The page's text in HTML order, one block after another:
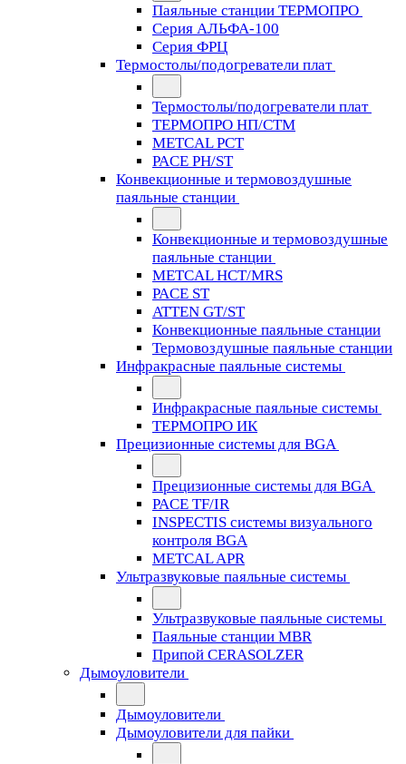
Паяльные станции ТЕРМОПРО
Серия АЛЬФА-100
Серия ФРЦ
Термостолы/подогреватели плат
Термостолы/подогреватели плат
ТЕРМОПРО НП/СТМ
METCAL PCT
PACE PH/ST
Конвекционные и термовоздушные
паяльные станции
Конвекционные и термовоздушные
паяльные станции
METCAL HCT/MRS
PACE ST
ATTEN GT/ST
Конвекционные паяльные станции
Термовоздушные паяльные станции
Инфракрасные паяльные системы
Инфракрасные паяльные системы
ТЕРМОПРО ИК
Прецизионные системы для BGA
Прецизионные системы для BGA
PACE TF/IR
INSPECTIS системы визуального
контроля BGA
METCAL APR
Ультразвуковые паяльные системы
Ультразвуковые паяльные системы
Паяльные станции MBR
Припой CERASOLZER
Дымоуловители
Дымоуловители
Дымоуловители для пайки